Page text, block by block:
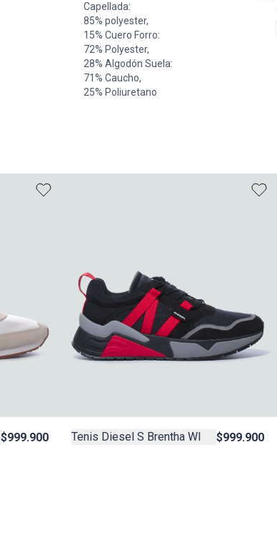
Capellada:
85% polyester,
15% Cuero Forro:
72% Polyester,
28% Algodón Suela:
71% Caucho,
25% Poliuretano
$999.900 Tenis Diesel S Brentha Wl $999.900